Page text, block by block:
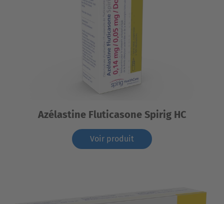
Azélastine Fluticasone Spirig HC
Voir produit